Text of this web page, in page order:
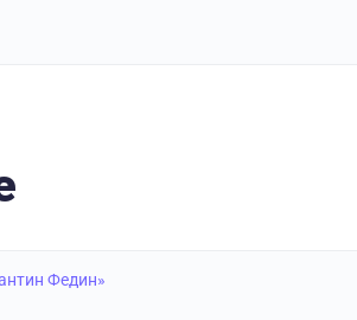
Федин»